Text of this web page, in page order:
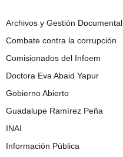
Archivos y Gestión Documental
Combate contra la corrupción
Comisionados del Infoem
Doctora Eva Abaid Yapur
Gobierno Abierto
Guadalupe Ramírez Peña
INAI
Información Pública